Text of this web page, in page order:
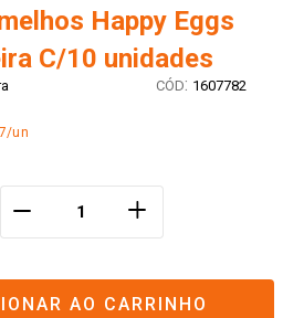
Happy Eggs
C/10 unidades
: 1607782
un
＋
AO CARRINHO